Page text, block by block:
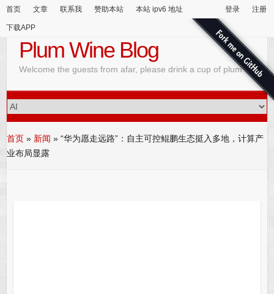
首页 文章 联系我 赞助本站 本站 ipv6 地址
下载APP
登录 注册
Plum Wine Blog
Welcome the guests from afar, please drink a cup of plum wine
首页 » 新闻 »“华为愿走远路”：自主可控鲲鹏生态挺入多地，计算产
业布局显露